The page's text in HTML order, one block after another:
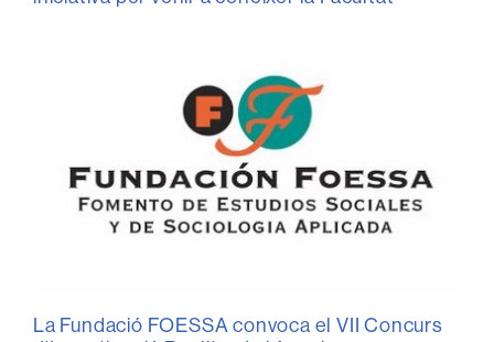
La Fundació FOESSA convoca el VII Concurs